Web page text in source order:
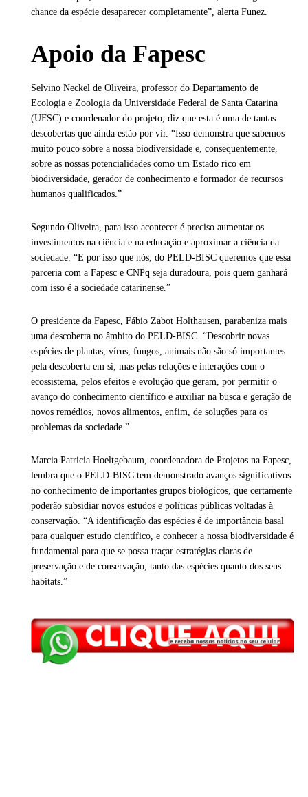
chance da espécie desaparecer completamente”, alerta Funez.
Apoio da Fapesc
Selvino Neckel de Oliveira, professor do Departamento de
Ecologia e Zoologia da Universidade Federal de Santa Catarina
(UFSC) e coordenador do projeto, diz que esta é uma de tantas
descobertas que ainda estão por vir. “Isso demonstra que sabemos
muito pouco sobre a nossa biodiversidade e, consequentemente,
sobre as nossas potencialidades como um Estado rico em
biodiversidade, gerador de conhecimento e formador de recursos
humanos qualificados.”
Segundo Oliveira, para isso acontecer é preciso aumentar os
investimentos na ciência e na educação e aproximar a ciência da
sociedade. “E por isso que nós, do PELD-BISC queremos que essa
parceria com a Fapesc e CNPq seja duradoura, pois quem ganhará
com isso é a sociedade catarinense.”
O presidente da Fapesc, Fábio Zabot Holthausen, parabeniza mais
uma descoberta no âmbito do PELD-BISC. “Descobrir novas
espécies de plantas, vírus, fungos, animais não são só importantes
pela descoberta em si, mas pelas relações e interações com o
ecossistema, pelos efeitos e evolução que geram, por permitir o
avanço do conhecimento científico e auxiliar na busca e geração de
novos remédios, novos alimentos, enfim, de soluções para os
problemas da sociedade.”
Marcia Patricia Hoeltgebaum, coordenadora de Projetos na Fapesc,
lembra que o PELD-BISC tem demonstrado avanços significativos
no conhecimento de importantes grupos biológicos, que certamente
poderão subsidiar novos estudos e políticas públicas voltadas à
conservação. “A identificação das espécies é de importância basal
para qualquer estudo científico, e conhecer a nossa biodiversidade é
fundamental para que se possa traçar estratégias claras de
preservação e de conservação, tanto das espécies quanto dos seus
habitats.”